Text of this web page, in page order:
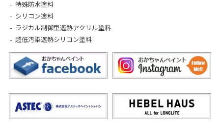
特殊防水塗料
シリコン塗料
ラジカル制御型遮熱アクリル塗料
超低汚染遮熱シリコン塗料